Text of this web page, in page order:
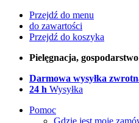
Przejdź do menu
do zawartości
Przejdź do koszyka
Pielęgnacja,
Darmowa wysyłka
24 h Wysyłka
Pomoc
Gdzie jest moje